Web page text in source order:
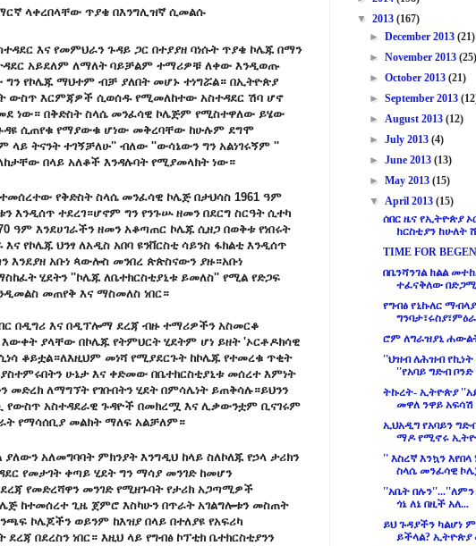
ላቀረበላቸው ጥያቄ በእንግሊዝኛ ሲመልሱ
እና የመምህራን ጉዳይ ጋር በተያያዘ ባነሱት ጥያቄ ኮሌጁ በማን
አይደለም ለማለት ባይቻልም ተማሪዎቹ ለቀው እንዲወጡ
የኮሌጁ ማህተም ብቻ ያለበት መሆኑ ተነግሯል። በኢትዮጵያ
ውስጥ እርምጃዎች ሲወሰዱ የሚመለከተው አስተዳደር ሽባ ሆኖ
ነው። በቅድስት ስላሴ መንፈሳዊ ኮሌጅም የሚስተዋለው ይሄው
ሲጠየቁ የማያውቁ ሆነው መቅረባቸው ከሁሉም ደግሞ
ላይ ትናንት ተገኝቻለሁ'' ብለው ''ውሳኔውን ግን አልነገሩኝም ''
በላይ አለቆች እንዳሉባት የሚያመላክት ነው።
የቅድስት ስላሴ መንፈሳዊ ኮሌጅ በታህሳስ 1961 ዓም
እንዲሰጥ ተደረገ።ሆኖም ግን የንጉሡ ዘመን በደርግ ስርዓት ሲተካ
ዓም እንደሀገራችን ዘመን አቆጣጠር ኮሌጁ ሲዘጋ በወቅቱ የነበሩት
የኮሌጁ ህንፃ ለአዲስ አበባ ዩንቨርስቲ ሳይንስ ፋክልቲ እንዲሰጥ
እንደያዘ አቡነ ጳውሎስ መንበረ ጵጵስናውን ያዙ።አቡነ
ሂደትን ''ኮሌጁ ለቤተክርስቲያኒቱ ይመለስ'' የሚል የድጋፍ
መጠየቅ እና ማስመለስ ነበር።
በዲግሪ እና በዲፕሎማ ደረጃ ብዙ ተማሪዎችን አስመርቆ
ያላቸው በኮሌጁ የትምህርት ሂደትም ሆነ ይዘት 'ኦርቶዶክሳዊ
ቆይቷል።ለእዚህም መነሻ የሚያደርጉት ከኮሌጁ የተመረቁ ጥቂት
ሁኔታ እና ቀድመው በቤተክርስቲያኒቱ መሰረተ እምነት
መድረክ ለማግኘት የገቡበትን ሂደት በምሳሌነት ይጠቅሳሉ።ይህንን
የውስጥ አስተዳደራዊ ጉዳዮች በመክረሟ እና ሊቃውንቷም ቢናገሩም
የማሳሰቢያ መልክት ማለፍ አልቻለም።
አለመግባባት ምክንያት እንግዲህ ከላይ ስለኮለጁ የኃላ ታሪክን
የመታገት ቀጣይ ሂደት ግን ማሳያ መንገድ ከመሆን
የመድረሻዋን መንገድ የሚዘጉባት የታሪክ አጋጣሚዎች
ከተመሰረተ ጊዜ ጀምሮ እስካሁን በጥራት አገልግሎቱን መስጠት
ኮሌጆችን ወይንም ከእዝያ በላይ በተለያዩ የአፍሪካ
በደረስን ነበር። እዚህ ላይ የግብፅ ኮፕቲክ ቤተክርስቲያንን
▼ 2013 (167)
►December 2013(21)
►November 2013(25)
►October 2013(21)
►September 2013
►August 2013(12)
►July 2013(4)
►June 2013(13)
►May 2013(15)
▼April 2013(15)
ሰበር ዜና የኢትዮጵያ
ክርስቲያን ከሁለት
TIME FOR
በቤንሻንገል ክልል
ተፈናቅለው በድጋሚ
የግብፅ የኒኩለር ማብላያ
ሮም ለግራዝያኒ
''ህዝብ ለሕዝብ የኪነት
''የአባይ ግድብ
ትኩረት- ኢትዮጵያ
መዋለ ንዋይ አፍሳሽ
ኢህአዲግ የአባይን
ማዶ የሚኖሩ
'' እስረኛ እንኳን
ስላሴ መንፈሳዊ
''አቤት
ጎኔ ለኔ በዚች አለ...
ይህ ጉዳያችን ካልሆነ
ይችላል? ኢትዮጵያ